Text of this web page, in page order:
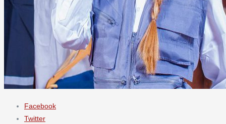
Facebook
Twitter